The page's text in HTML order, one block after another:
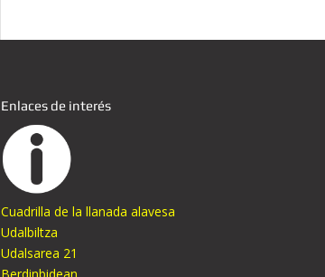
Enlaces de interés
Cuadrilla de la llanada alavesa
Udalbiltza
Udalsarea 21
Berdinbidean